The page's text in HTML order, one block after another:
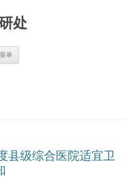
处
菜单
县级综合医院适宜卫